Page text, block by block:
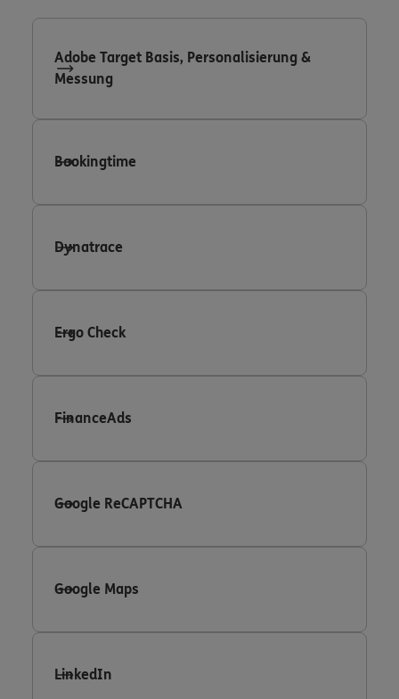
Adobe Target Basis, Personalisierung &
Messung
Bookingtime
Dynatrace
Ergo Check
FinanceAds
Google ReCAPTCHA
Google Maps
LinkedIn